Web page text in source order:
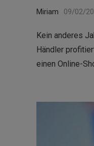
Miriam 09/02/
Kein anderes
Händler
einen Online-